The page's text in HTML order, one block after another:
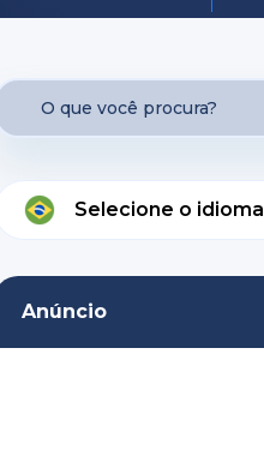
Selecione o idioma
Anúncio